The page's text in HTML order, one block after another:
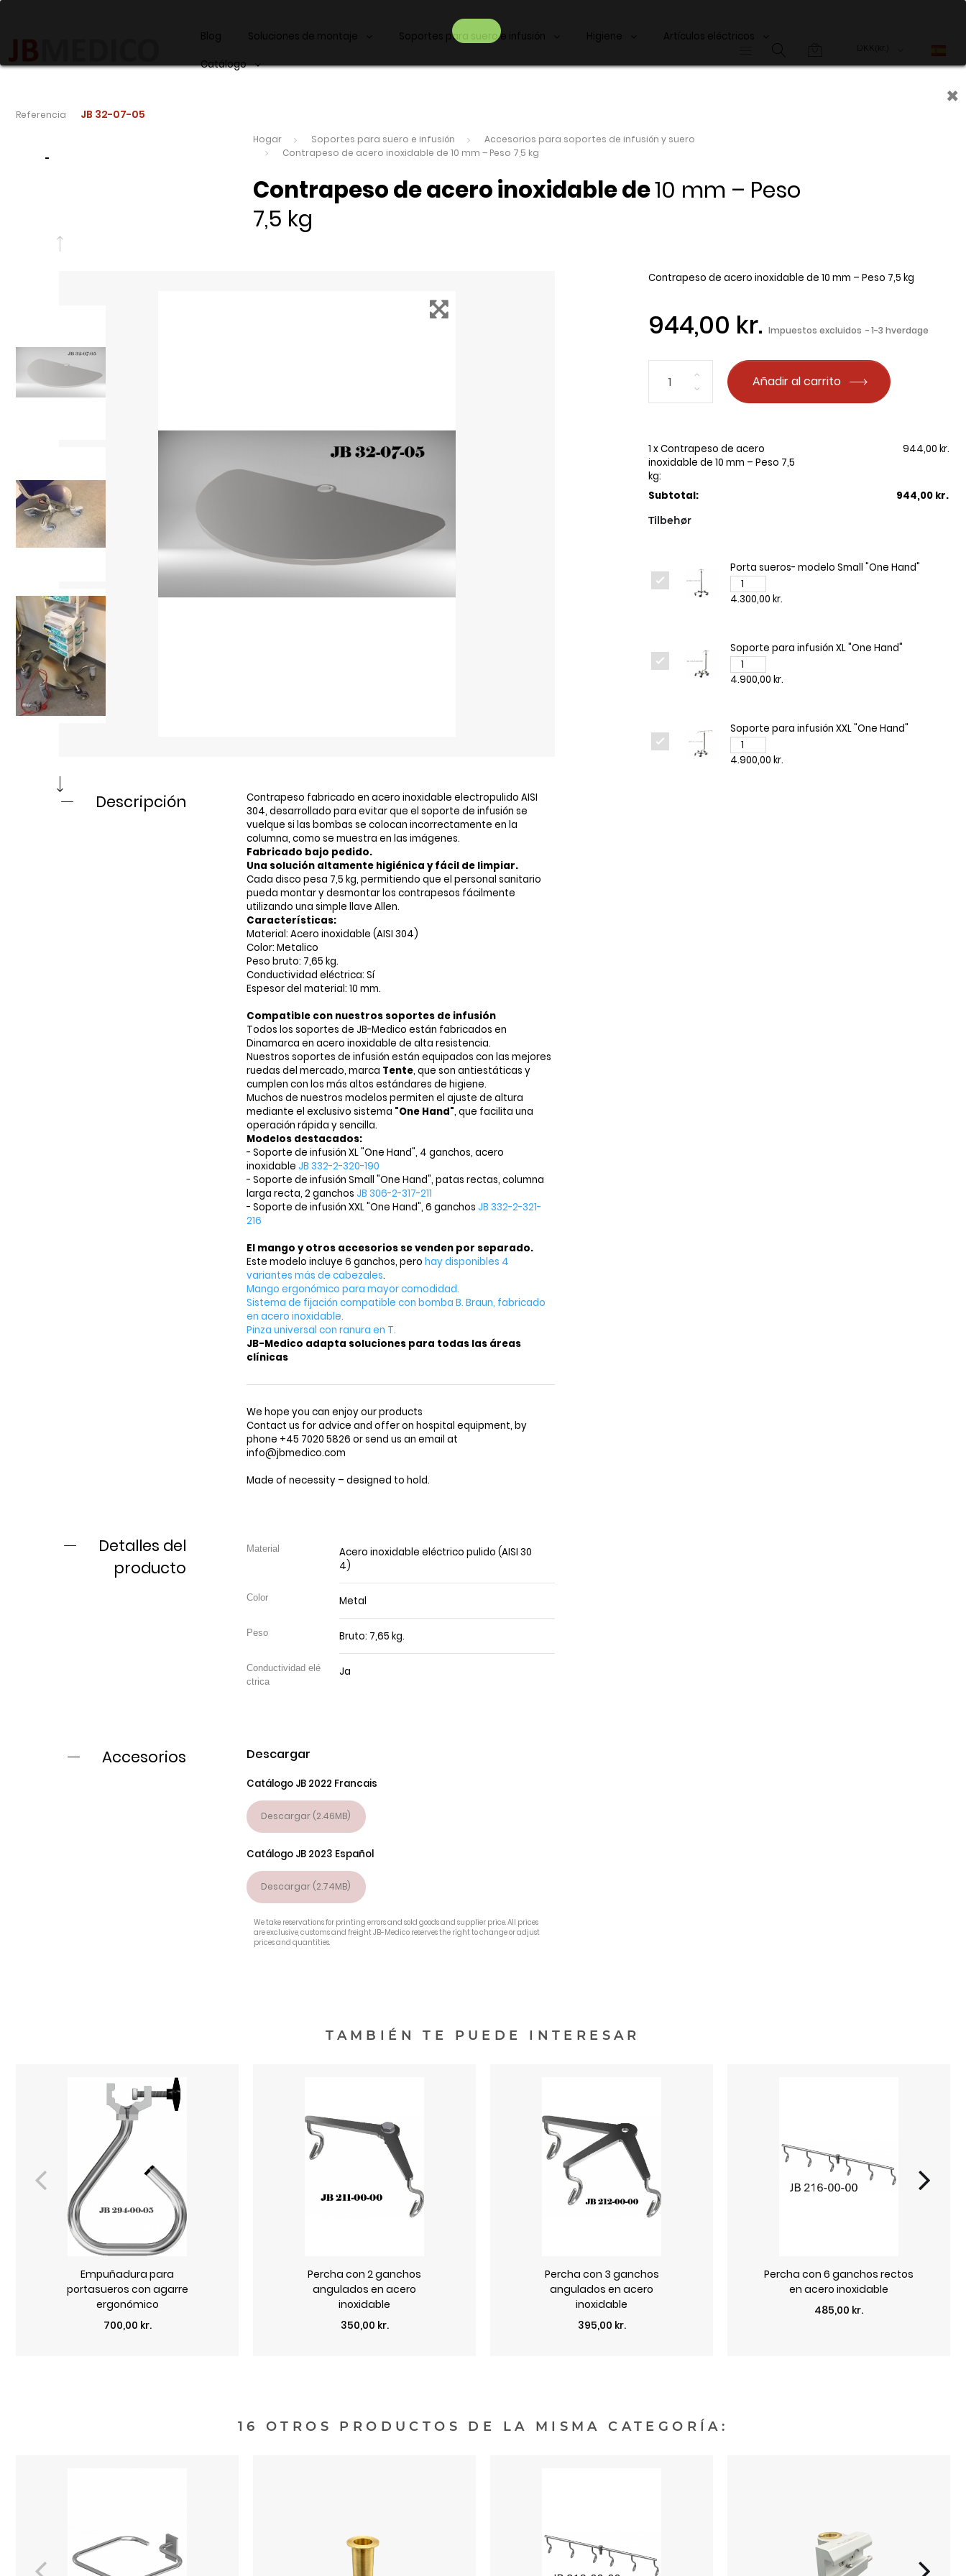
Blog Soluciones de montaje Soportes para suero e infusión Higiene Artículos eléctricos
Catálogo
×
Hogar Soportes para suero e infusión
Accesorios para soportes de infusión y suero
Contrapeso de acero inoxidable de 10 mm – Peso 7,5 kg
Contrapeso de acero inoxidable de10 mm – Peso
7,5 kg
Referencia JB 32-07-05
-
Descripción
Contrapeso fabricado en acero inoxidable electropulido AISI
304, desarrollado para evitar que el soporte de infusión se
vuelque si las bombas se colocan incorrectamente en la
columna, como se muestra en las imágenes.
Fabricado bajo pedido.
Una solución altamente higiénica y fácil de limpiar.
Cada disco pesa 7,5 kg, permitiendo que el personal sanitario
pueda montar y desmontar los contrapesos fácilmente
utilizando una simple llave Allen.
Características:
Material: Acero inoxidable (AISI 304)
Color: Metalico
Peso bruto: 7,65 kg.
Conductividad eléctrica: Sí
Espesor del material: 10 mm.
Compatible con nuestros soportes de infusión
Todos los soportes de JB-Medico están fabricados en
Dinamarca en acero inoxidable de alta resistencia.
Nuestros soportes de infusión están equipados con las mejores
ruedas del mercado, marca Tente, que son antiestáticas y
cumplen con los más altos estándares de higiene.
Muchos de nuestros modelos permiten el ajuste de altura
mediante el exclusivo sistema "One Hand", que facilita una
operación rápida y sencilla.
Modelos destacados:
- Soporte de infusión XL "One Hand", 4 ganchos, acero
inoxidable JB 332-2-320-190
- Soporte de infusión Small "One Hand", patas rectas, columna
larga recta, 2 ganchos JB 306-2-317-211
- Soporte de infusión XXL "One Hand", 6 ganchos JB 332-2-321-
216
El mango y otros accesorios se venden por separado.
Este modelo incluye 6 ganchos, pero hay disponibles 4
variantes más de cabezales.
Mango ergonómico para mayor comodidad.
Sistema de fijación compatible con bomba B. Braun, fabricado
en acero inoxidable.
Pinza universal con ranura en T.
JB-Medico adapta soluciones para todas las áreas
clínicas
We hope you can enjoy our products
Contact us for advice and offer on hospital equipment, by
phone +45 7020 5826 or send us an email at
info@jbmedico.com
Made of necessity – designed to hold.
Detalles del
producto
Acero inoxidable eléctrico pulido (AISI 30
4)
Metal
Bruto: 7,65 kg.
Ja
Accesorios Descargar
Catálogo JB 2022 Francais
Descargar (2.46MB)
Catálogo JB 2023 Español
Descargar (2.74MB)
We take reservations for printing errors and sold goods and supplier price. All prices
are exclusive, customs and freight JB-Medico reserves the right to change or adjust
prices and quantities.
Contrapeso de acero inoxidable de 10 mm – Peso 7,5 kg
944,00 kr. Impuestos excluidos 1-3 hverdage
Añadir al carrito
1 x Contrapeso de acero
inoxidable de 10 mm – Peso 7,5
kg:
944,00 kr.
Subtotal: 944,00 kr.
Tilbehør
Porta sueros- modelo Small "One Hand"
4.300,00 kr.
Soporte para infusión XL "One Hand"
4.900,00 kr.
Soporte para infusión XXL "One Hand"
4.900,00 kr.
TAMBIÉN TE PUEDE INTERESAR
Empuñadura para
portasueros con agarre
ergonómico
Precio
700,00 kr.
Percha con 2 ganchos
angulados en acero
inoxidable
Precio
350,00 kr.
Percha con 3 ganchos
angulados en acero
inoxidable
Precio
395,00 kr.
Percha con 6 ganchos rectos
en acero inoxidable
Precio
485,00 kr.
16 OTROS PRODUCTOS DE LA MISMA CATEGORÍA: